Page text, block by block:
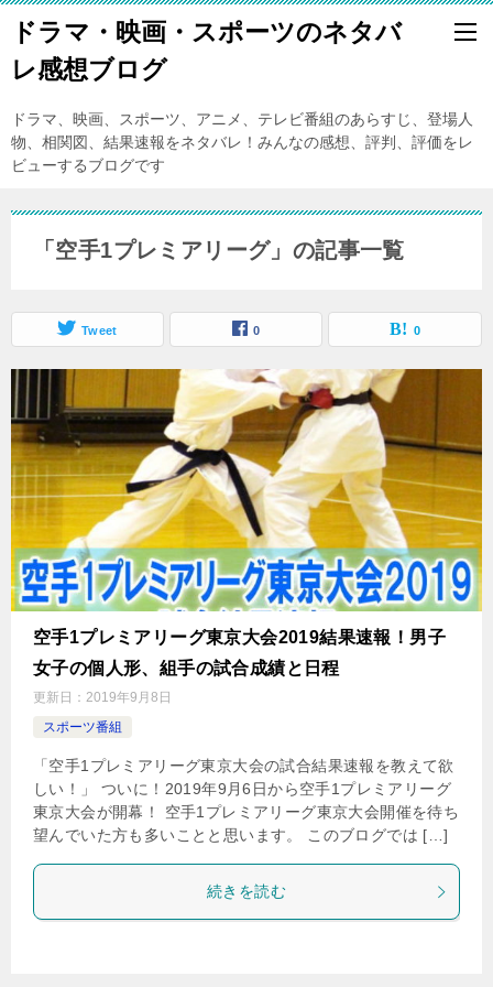
ドラマ・映画・スポーツのネタバ
レ感想ブログ
ドラマ、映画、スポーツ、アニメ、テレビ番組のあらすじ、登場人
物、相関図、結果速報をネタバレ！みんなの感想、評判、評価をレ
ビューするブログです
「空手1プレミアリーグ」の記事一覧
Tweet 0 0
空手1プレミアリーグ東京大会2019結果速報！男子
女子の個人形、組手の試合成績と日程
更新日： 2019年9月8日
スポーツ番組
「空手1プレミアリーグ東京大会の試合結果速報を教えて欲
しい！」 ついに！2019年9月6日から空手1プレミアリーグ
東京大会が開幕！ 空手1プレミアリーグ東京大会開催を待ち
望んでいた方も多いことと思います。 このブログでは […]
続きを読む